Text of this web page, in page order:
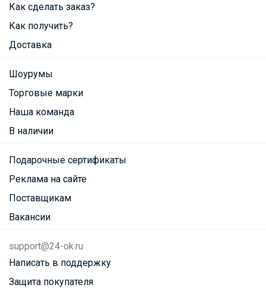
Как сделать заказ?
Как получить?
Доставка
Шоурумы
Торговые марки
Наша команда
В наличии
Подарочные сертификаты
Реклама на сайте
Поставщикам
Вакансии
support@24-ok.ru
Написать в поддержку
Защита покупателя